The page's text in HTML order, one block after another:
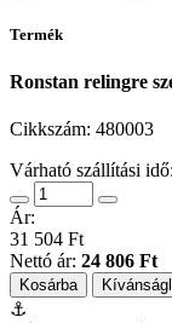
Termék
Ronstan relingre
Cikkszám: 480003
Várható szállítási
Ár:
31 504 Ft
Nettó ár: 24 806 Ft
Kosárba
⚓